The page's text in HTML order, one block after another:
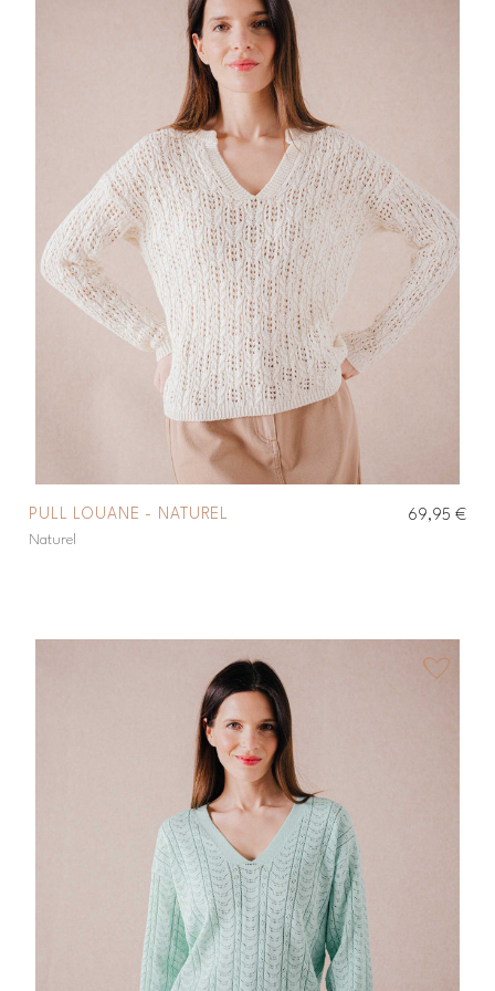
PULL LOUANE - NATUREL
Naturel
69,95 €
favorite_border